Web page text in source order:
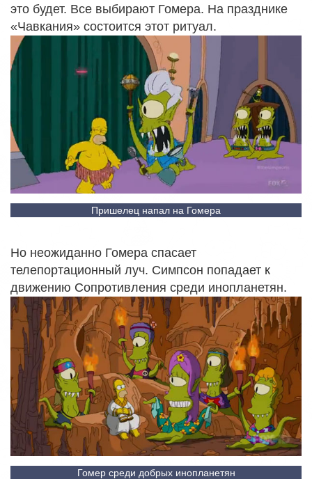
это будет. Все выбирают Гомера. На празднике
«Чавкания» состоится этот ритуал.
Пришелец напал на Гомера
Но неожиданно Гомера спасает
телепортационный луч. Симпсон попадает к
движению Сопротивления среди инопланетян.
Гомер среди добрых инопланетян